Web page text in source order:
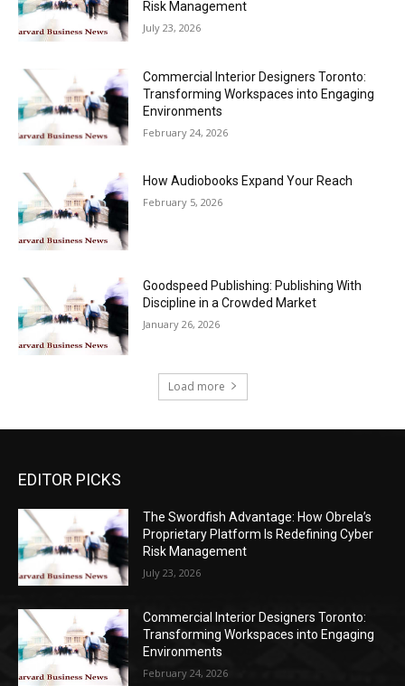
Risk Management
July 23, 2026
Commercial Interior Designers Toronto:
Transforming Workspaces into Engaging
Environments
February 24, 2026
How Audiobooks Expand Your Reach
February 5, 2026
Goodspeed Publishing: Publishing With
Discipline in a Crowded Market
January 26, 2026
Load more
EDITOR PICKS
The Swordfish Advantage: How Obrela’s
Proprietary Platform Is Redefining Cyber
Risk Management
July 23, 2026
Commercial Interior Designers Toronto:
Transforming Workspaces into Engaging
Environments
February 24, 2026